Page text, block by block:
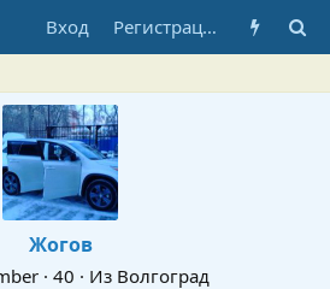
Вход Регистрация
Жогов
· 40 · Из Волгоград